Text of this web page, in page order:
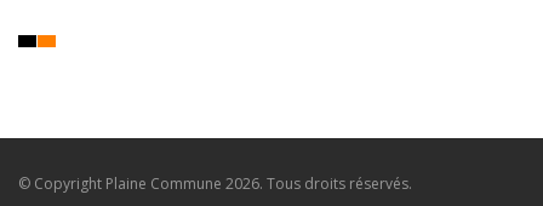
© Copyright Plaine Commune 2026. Tous droits réservés.